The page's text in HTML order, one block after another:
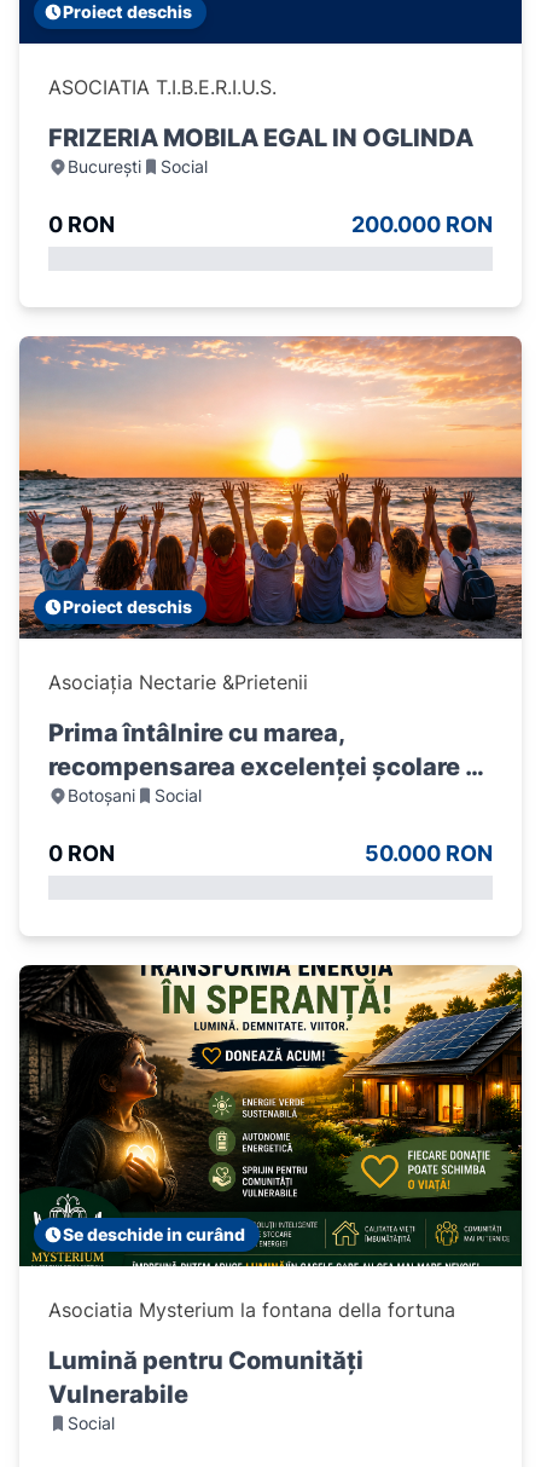
Proiect deschis
ASOCIATIA T.I.B.E.R.I.U.S.
FRIZERIA MOBILA EGAL IN OGLINDA
București Social
0 RON 200.000 RON
Proiect deschis
Asociația Nectarie &Prietenii
Prima întâlnire cu marea,
recompensarea excelenței școlare și
dezvoltarea personală a copiilor
Botoșani Social
0 RON 50.000 RON
Se deschide in curând
Asociatia Mysterium la fontana della fortuna
Lumină pentru Comunități
Vulnerabile
Social